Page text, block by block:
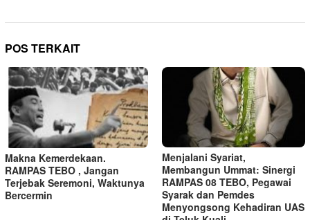
POS TERKAIT
Makna Kemerdekaan.
RAMPAS TEBO , Jangan
Terjebak Seremoni, Waktunya
Bercermin
​Menjalani Syariat,
Membangun Ummat: Sinergi
RAMPAS 08 TEBO, Pegawai
Syarak dan Pemdes
Menyongsong Kehadiran UAS